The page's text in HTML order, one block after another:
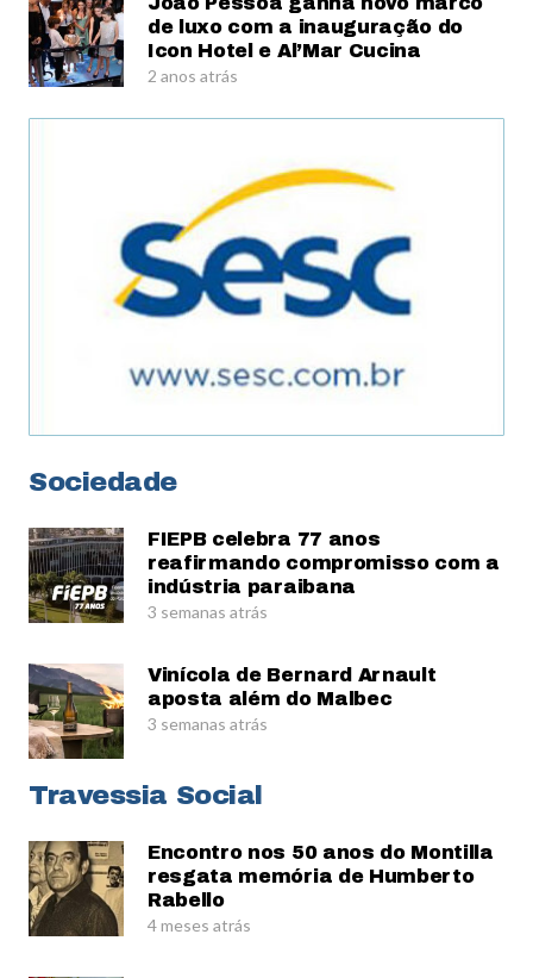
de luxo com a inauguração do
Icon Hotel e Al’Mar Cucina
2 anos atrás
Sociedade
FIEPB celebra 77 anos
reafirmando compromisso com a
indústria paraibana
3 semanas atrás
Vinícola de Bernard Arnault
aposta além do Malbec
3 semanas atrás
Travessia Social
Encontro nos 50 anos do Montilla
resgata memória de Humberto
Rabello
4 meses atrás